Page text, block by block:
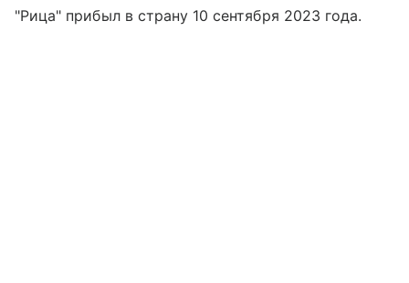
"Рица" прибыл в страну 10 сентября 2023 года.